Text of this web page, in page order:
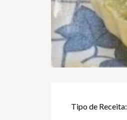
Tipo de Receita: